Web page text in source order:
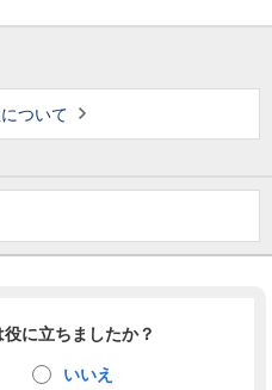
ついて
に立ちましたか？
いいえ